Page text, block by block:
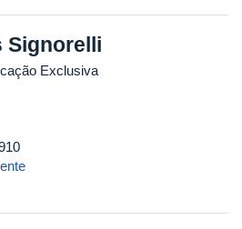
Signorelli
Exclusiva